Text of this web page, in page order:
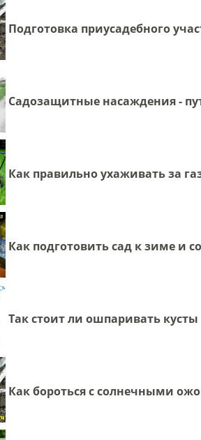
Подготовка приусадебного
Садозащитные насаждения -
Как правильно ухаживать за
Как подготовить сад к зиме и
Так стоит ли ошпаривать
Как бороться с солнечными